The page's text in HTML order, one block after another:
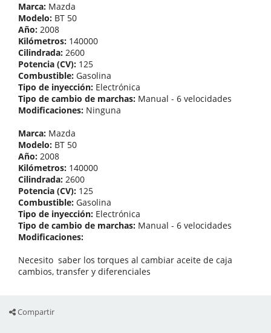
Marca: Mazda
Modelo: BT 50
Año: 2008
Kilómetros: 140000
Cilindrada: 2600
Potencia (CV): 125
Combustible: Gasolina
Tipo de inyección: Electrónica
Tipo de cambio de marchas: Manual - 6 velocidades
Modificaciones: Ninguna
Marca: Mazda
Modelo: BT 50
Año: 2008
Kilómetros: 140000
Cilindrada: 2600
Potencia (CV): 125
Combustible: Gasolina
Tipo de inyección: Electrónica
Tipo de cambio de marchas: Manual - 6 velocidades
Modificaciones:
Necesito saber los torques al cambiar aceite de caja
cambios, transfer y diferenciales
Compartir